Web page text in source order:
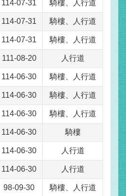
114-07-31 騎樓、人行道
114-07-31 騎樓、人行道
114-07-31 騎樓、人行道
111-08-20 人行道
114-06-30 騎樓、人行道
114-06-30 騎樓、人行道
114-06-30 騎樓、人行道
114-06-30 騎樓
114-06-30 人行道
114-06-30 人行道
98-09-30 騎樓、人行道